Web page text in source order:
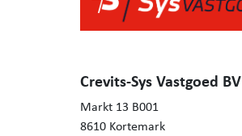
Crevits-Sys Vastgoed BV
Markt 13 B001
8610 Kortemark